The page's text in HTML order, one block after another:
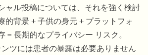
ャル投稿については、それを強く検討
的背景 + 子供の身元 + プラットフォ
= 長期的なプライバシー リスク。
ツには患者の暴露は必要ありません